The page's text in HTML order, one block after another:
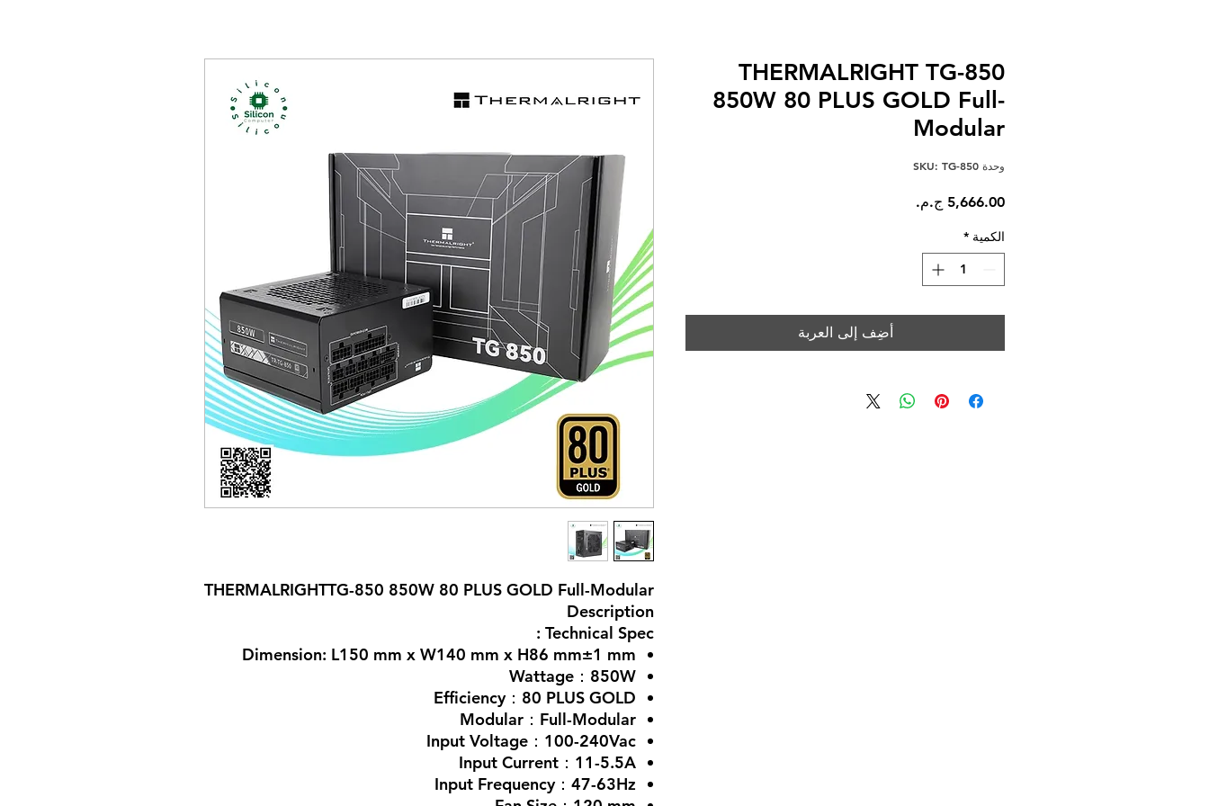
THERMALRIGHTTG-850 850W 80 PLUS GOLD Full-Modular
Description
Technical Spec :
Dimension: L150 mm x W140 mm x H86 mm±1 mm
Wattage：850W
Efficiency：80 PLUS GOLD
Modular：Full-Modular
Input Voltage：100-240Vac
Input Current：11-5.5A
Input Frequency：47-63Hz
THERMALRIGHT TG-850
850W 80 PLUS GOLD Full-
Modular
وحدة SKU: TG-850
الكمية *
أضِف إلى العربة